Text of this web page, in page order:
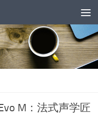
M：法式声学匠